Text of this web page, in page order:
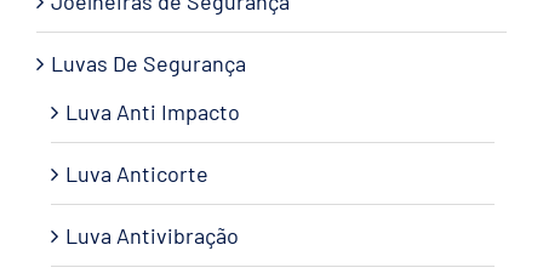
Luvas De Segurança
Luva Anti Impacto
Luva Anticorte
Luva Antivibração